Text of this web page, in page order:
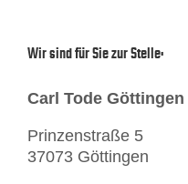
Wir sind für Sie zur Stelle:
Carl Tode Göttingen
Prinzenstraße 5
37073 Göttingen